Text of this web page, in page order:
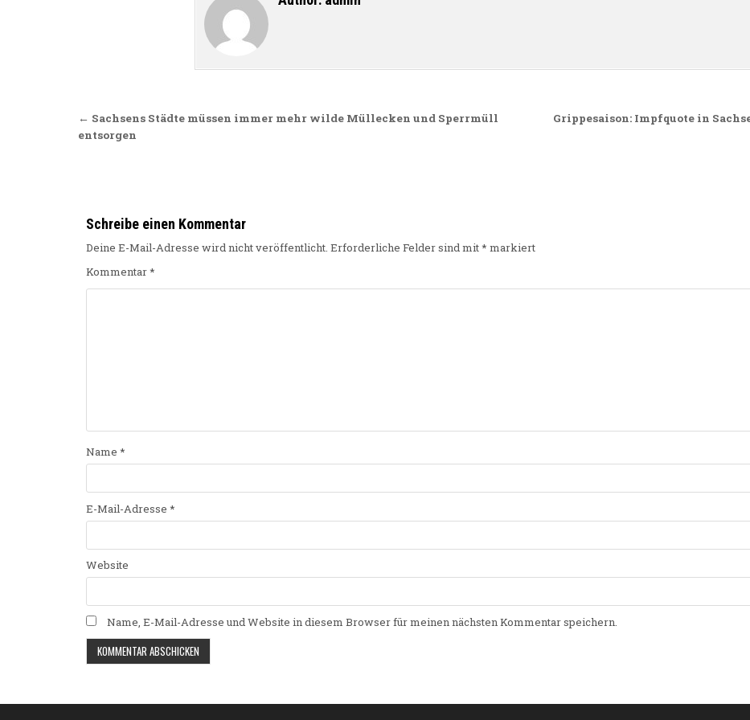
Beitragsnavigation Grippesaison: Impfquote in
← Sachsens Städte müssen immer mehr wilde Müllecken und Sperrmüll
entsorgen
Schreibe einen Kommentar
Deine E-Mail-Adresse wird nicht veröffentlicht. Erforderliche Felder sind mit* markiert
Kommentar*
Name *
E-Mail-Adresse *
Website
Name, E-Mail-Adresse und Website in diesem Browser für meinen nächsten Kommentar speichern.